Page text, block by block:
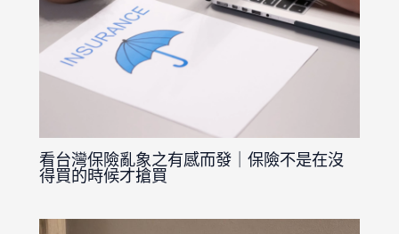
看台灣保險亂象之有感而發｜保險不是在沒
得買的時候才搶買